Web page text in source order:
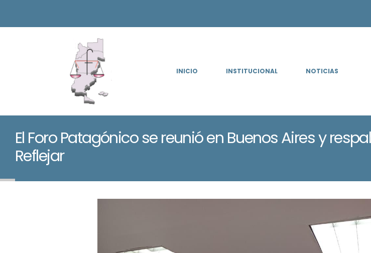
INICIO INSTITUCIONAL NOTICIAS
El Foro Patagónico se reunió en Buenos Aires y
Reflejar